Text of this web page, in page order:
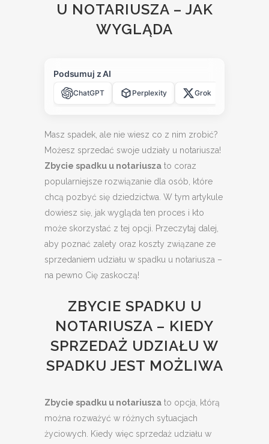
U NOTARIUSZA – JAK
WYGLĄDA
Podsumuj z AI
ChatGPT Perplexity Grok
Masz spadek, ale nie wiesz co z nim zrobić?
Możesz sprzedać swoje udziały u notariusza!
Zbycie spadku u notariusza to coraz
popularniejsze rozwiązanie dla osób, które
chcą pozbyć się dziedzictwa. W tym artykule
dowiesz się, jak wygląda ten proces i kto
może skorzystać z tej opcji. Przeczytaj dalej,
aby poznać zalety oraz koszty związane ze
sprzedaniem udziału w spadku u notariusza –
na pewno Cię zaskoczą!
ZBYCIE SPADKU U
NOTARIUSZA – KIEDY
SPRZEDAŻ UDZIAŁU W
SPADKU JEST MOŻLIWA
Zbycie spadku u notariusza to opcja, którą
można rozważyć w różnych sytuacjach
życiowych. Kiedy więc sprzedaż udziału w